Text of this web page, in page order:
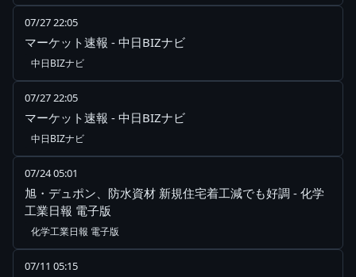
07/27 22:05
マーケット速報 - 中日BIZナビ
中日BIZナビ
07/27 22:05
マーケット速報 - 中日BIZナビ
中日BIZナビ
07/24 05:01
旭・デュポン、防水資材 新規住宅着工減でも好調 - 化学
工業日報 電子版
化学工業日報 電子版
07/11 05:15